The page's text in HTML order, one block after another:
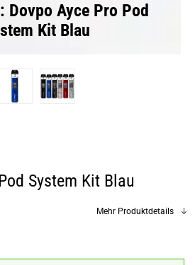
Dovpo Ayce Pro Pod
Kit Blau
System Kit Blau
Mehr Produktdetails